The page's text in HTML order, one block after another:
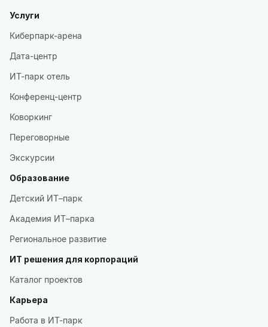
Услуги
Киберпарк-арена
Дата-центр
ИТ-парк отель
Конференц-центр
Коворкинг
Переговорные
Экскурсии
Образование
Детский ИТ–парк
Академия ИТ–парка
Региональное развитие
ИТ решения для корпораций
Каталог проектов
Карьера
Работа в ИТ-парк